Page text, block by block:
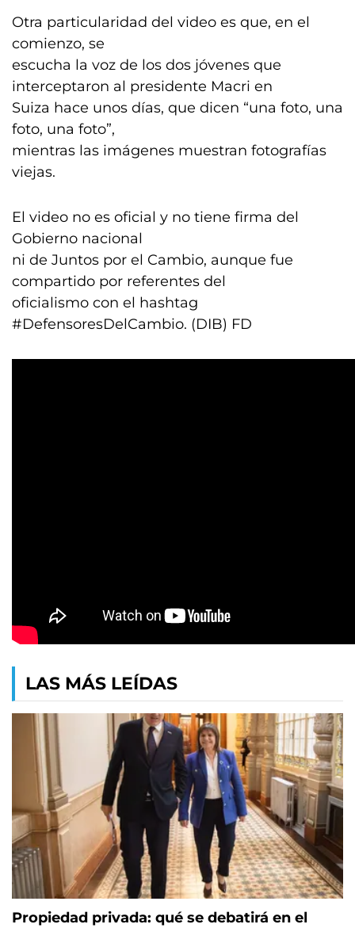
Otra particularidad del video es que, en el
comienzo, se
escucha la voz de los dos jóvenes que
interceptaron al presidente Macri en
Suiza hace unos días, que dicen “una foto, una
foto, una foto”,
mientras las imágenes muestran fotografías
viejas.
El video no es oficial y no tiene firma del
Gobierno nacional
ni de Juntos por el Cambio, aunque fue
compartido por referentes del
oficialismo con el hashtag
#DefensoresDelCambio. (DIB) FD
LAS MÁS LEÍDAS
Propiedad privada: qué se debatirá en el